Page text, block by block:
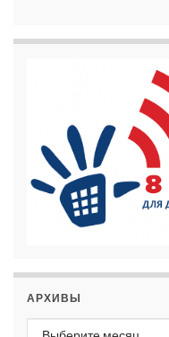
АРХИВЫ
Архивы